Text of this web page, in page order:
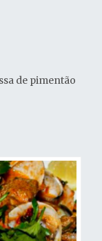
de pimentão